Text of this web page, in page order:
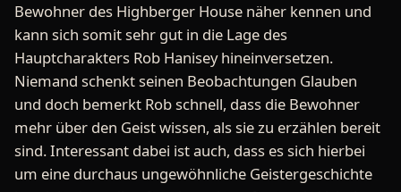
Bewohner des Highberger House näher kennen und
kann sich somit sehr gut in die Lage des
Hauptcharakters Rob Hanisey hineinversetzen.
Niemand schenkt seinen Beobachtungen Glauben
und doch bemerkt Rob schnell, dass die Bewohner
mehr über den Geist wissen, als sie zu erzählen bereit
sind. Interessant dabei ist auch, dass es sich hierbei
um eine durchaus ungewöhnliche Geistergeschichte